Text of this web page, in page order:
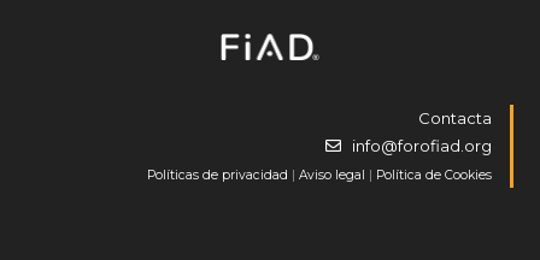
Contacta
info@forofiad.org
Políticas de privacidad | Aviso legal | Política de Cookies